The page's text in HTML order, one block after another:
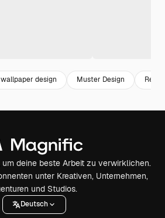
wallpaper design Muster Design
deine beste Arbeit zu verwirklichen.
unter Kreativen, Unternehmen,
und Studios.
Deutsch